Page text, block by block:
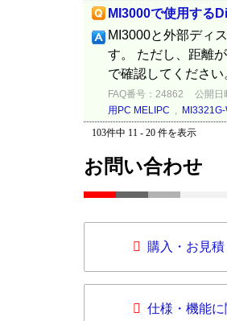
MI3000で使用する
MI3000と外部ディ
す。 ただし、距離
で確認してくださ
FAQ番号：24862
公開日
用PC MELIPC ,
103件中 11 - 20 件を表示
お問い合わせ
購入・お見
仕様・機能